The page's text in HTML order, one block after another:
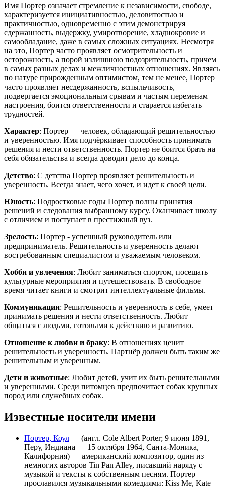
Имя Портер означает стремление к независимости, свободе,
характеризуется инициативностью, деловитостью и
практичностью, одновременно с этим демонстрируя
сдержанность, выдержку, умиротворение, хладнокровие и
самообладание, даже в самых сложных ситуациях. Несмотря
на это, Портер часто проявляет осмотрительность и
осторожность, а порой излишнюю подозрительность, причем
в самых разных делах и межличностных отношениях. Являясь
по натуре прирожденным оптимистом, тем не менее, Портер
часто проявляет несдержанность, вспыльчивость,
подвергается эмоциональным срывам и частым переменам
настроения, боится ответственности и старается избегать
трудностей.
Характер: Портер — человек, обладающий решительностью
и уверенностью. Имя подчёркивает способность принимать
решения и нести ответственность. Портер не боится брать на
себя обязательства и всегда доводит дело до конца.
Детство: С детства Портер проявляет решительность и
уверенность. Всегда знает, чего хочет, и идет к своей цели.
Юность: Подростковые годы Портер полны принятия
решений и следования выбранному курсу. Оканчивает школу
с отличием и поступает в престижный вуз.
Зрелость: Портер - успешный руководитель или
предприниматель. Решительность и уверенность делают
востребованным специалистом и уважаемым человеком.
Хобби и увлечения: Любит заниматься спортом, посещать
культурные мероприятия и путешествовать. В свободное
время читает книги и смотрит интеллектуальные фильмы.
Коммуникации: Решительность и уверенность в себе, умеет
принимать решения и нести ответственность. Любит
общаться с людьми, готовыми к действию и развитию.
Отношение к любви и браку: В отношениях ценит
решительность и уверенность. Партнёр должен быть таким же
решительным и уверенным.
Дети и животные: Любит детей, учит их быть решительными
и уверенными. Среди питомцев предпочитает собак крупных
пород или служебных собак.
Известные носители имени
Портер, Коул — (англ. Cole Albert Porter; 9 июня 1891,
Перу, Индиана — 15 октября 1964, Санта-Моника,
Калифорния) — американский композитор, один из
немногих авторов Tin Pan Alley, писавший наряду с
музыкой и тексты к собственным песням. Портер
прославился музыкальными комедиями: Kiss Me, Kate